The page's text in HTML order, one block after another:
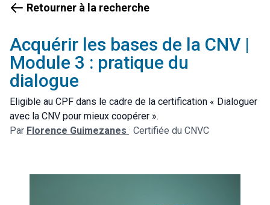
Retourner à la recherche
Acquérir les bases de la CNV |
Module 3 : pratique du
dialogue
Eligible au CPF dans le cadre de la certification « Dialoguer
avec la CNV pour mieux coopérer ».
Par Florence Guimezanes · Certifiée du CNVC